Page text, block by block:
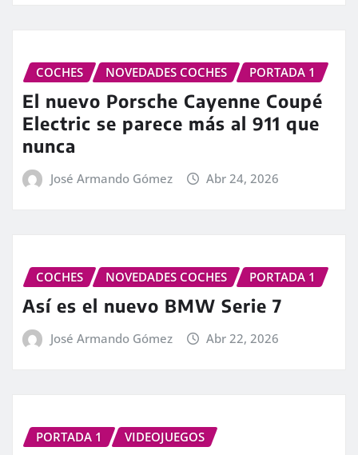
COCHES NOVEDADES COCHES PORTADA 1
El nuevo Porsche Cayenne Coupé
Electric se parece más al 911 que
nunca
José Armando Gómez Abr 24, 2026
COCHES NOVEDADES COCHES PORTADA 1
Así es el nuevo BMW Serie 7
José Armando Gómez Abr 22, 2026
PORTADA 1 VIDEOJUEGOS